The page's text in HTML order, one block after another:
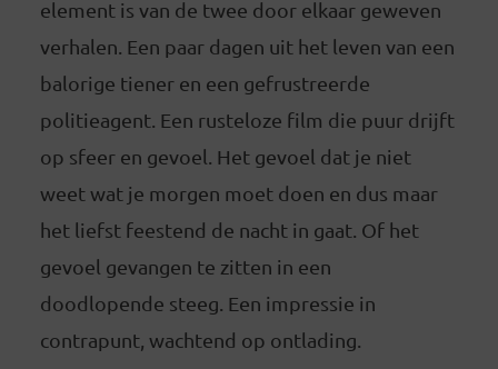
element is van de twee door elkaar geweven
verhalen. Een paar dagen uit het leven van een
balorige tiener en een gefrustreerde
politieagent. Een rusteloze film die puur drijft
op sfeer en gevoel. Het gevoel dat je niet
weet wat je morgen moet doen en dus maar
het liefst feestend de nacht in gaat. Of het
gevoel gevangen te zitten in een
doodlopende steeg. Een impressie in
contrapunt, wachtend op ontlading.